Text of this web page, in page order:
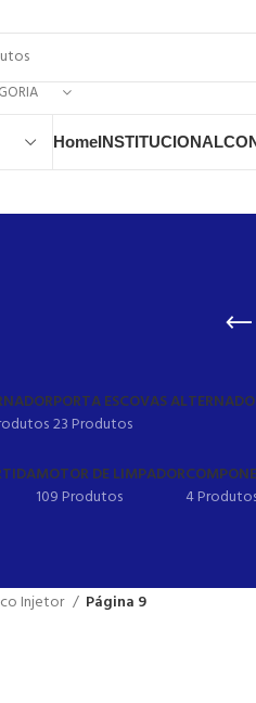
HomeINSTITUCIONAL
PORTA ESCOVAS
23 Produtos
MOTOR DE LIMPADOR
109 Produtos
4
Injetor Página 9